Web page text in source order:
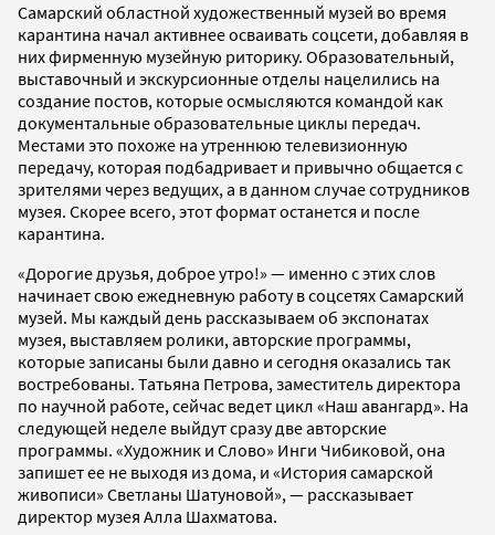
Самарский областной художественный музей во время
карантина начал активнее осваивать соцсети, добавляя в
них фирменную музейную риторику. Образовательный,
выставочный и экскурсионные отделы нацелились на
создание постов, которые осмысляются командой как
документальные образовательные циклы передач.
Местами это похоже на утреннюю телевизионную
передачу, которая подбадривает и привычно общается с
зрителями через ведущих, а в данном случае сотрудников
музея. Скорее всего, этот формат останется и после
карантина.
«Дорогие друзья, доброе утро!» — именно с этих слов
начинает свою ежедневную работу в соцсетях Самарский
музей. Мы каждый день рассказываем об экспонатах
музея, выставляем ролики, авторские программы,
которые записаны были давно и сегодня оказались так
востребованы. Татьяна Петрова, заместитель директора
по научной работе, сейчас ведет цикл «Наш авангард». На
следующей неделе выйдут сразу две авторские
программы. «Художник и Слово» Инги Чибиковой, она
запишет ее не выходя из дома, и «История самарской
живописи» Светланы Шатуновой», — рассказывает
директор музея Алла Шахматова.